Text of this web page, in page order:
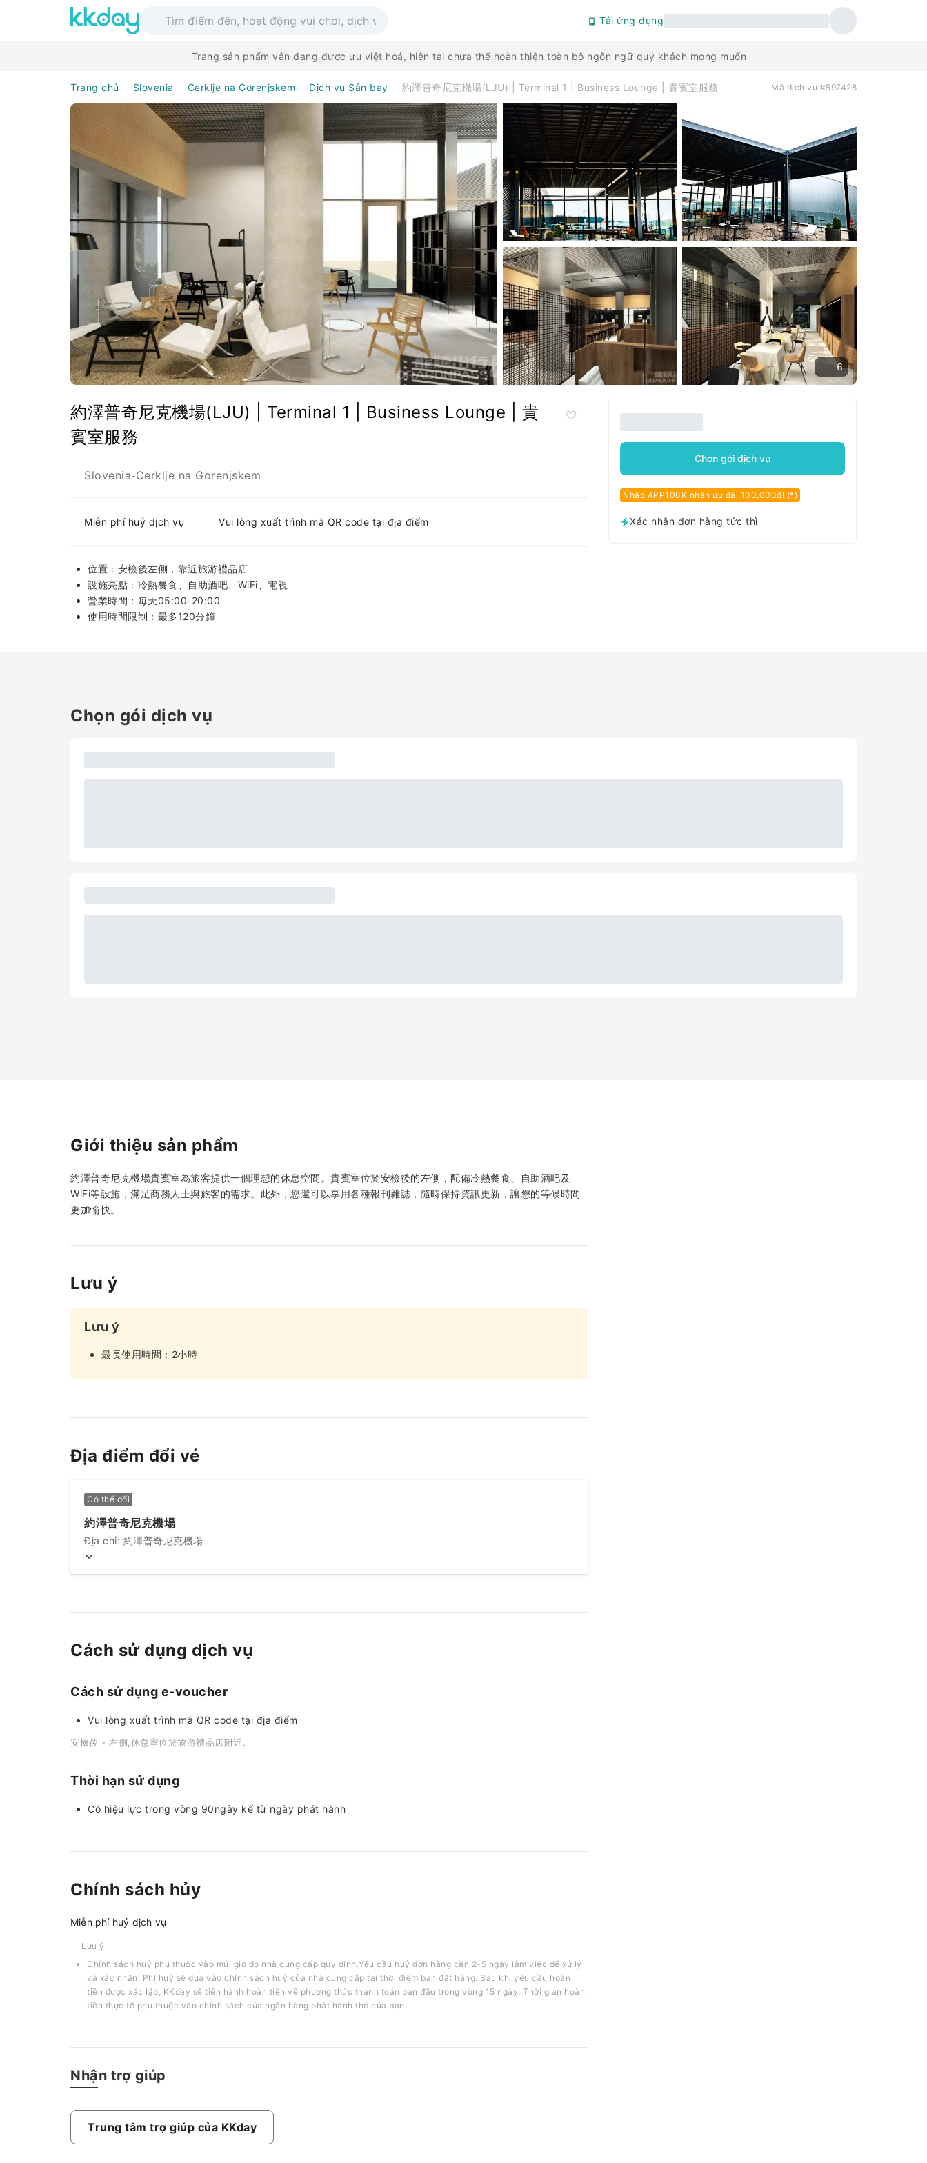
Tải ứng dụng
Trang sản phẩm vẫn đang được ưu việt hoá, hiện tại chưa thể hoàn thiện toàn bộ ngôn ngữ quý khách mong muốn
Trang chủ Slovenia Cerklje na Gorenjskem Dịch vụ Sân bay 約澤普奇尼克機場(LJU) | Terminal 1 | Business Lounge | 貴賓室服務 Mã dịch vụ #597428
6
約澤普奇尼克機場(LJU) | Terminal 1 | Business Lounge | 貴
賓室服務
Slovenia-Cerklje na Gorenjskem
Miễn phí huỷ dịch vụ Vui lòng xuất trình mã QR code tại địa điểm
位置：安檢後左側，靠近旅游禮品店
設施亮點：冷熱餐食、自助酒吧、WiFi、電視
營業時間：每天05:00-20:00
使用時間限制：最多120分鐘
Chọn gói dịch vụ
Nhập APP100K nhận ưu đãi 100,000đ! (*)
Xác nhận đơn hàng tức thì
Chọn gói dịch vụ
Giới thiệu sản phẩm
約澤普奇尼克機場貴賓室為旅客提供一個理想的休息空間。貴賓室位於安檢後的左側，配備冷熱餐食、自助酒吧及
WiFi等設施，滿足商務人士與旅客的需求。此外，您還可以享用各種報刊雜誌，隨時保持資訊更新，讓您的等候時間
更加愉快。
Lưu ý
Lưu ý
最長使用時間：2小時
Địa điểm đổi vé
Có thể đổi
約澤普奇尼克機場
Địa chỉ: 約澤普奇尼克機場
Cách sử dụng dịch vụ
Cách sử dụng e-voucher
Vui lòng xuất trình mã QR code tại địa điểm
安檢後 - 左側,休息室位於旅游禮品店附近.
Thời hạn sử dụng
Có hiệu lực trong vòng 90ngày kể từ ngày phát hành
Chính sách hủy
Miễn phí huỷ dịch vụ
Lưu ý
Chính sách huỷ phụ thuộc vào múi giờ do nhà cung cấp quy định.Yêu cầu huỷ đơn hàng cần 2-5 ngày làm việc để xử lý
và xác nhận, Phí huỷ sẽ dựa vào chính sách huỷ của nhà cung cấp tại thời điểm bạn đặt hàng. Sau khi yêu cầu hoàn
tiền được xác lập, KKday sẽ tiến hành hoàn tiền về phương thức thanh toán ban đầu trong vòng 15 ngày. Thời gian hoàn
tiền thực tế phụ thuộc vào chính sách của ngân hàng phát hành thẻ của bạn.
Nhận trợ giúp
Trung tâm trợ giúp của KKday